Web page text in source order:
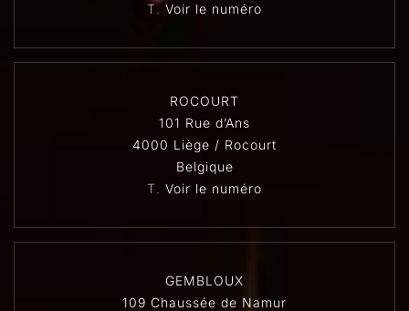
T. Voir le numéro
ROCOURT
101 Rue d’Ans
4000 Liège / Rocourt
Belgique
T. Voir le numéro
GEMBLOUX
109 Chaussée de Namur